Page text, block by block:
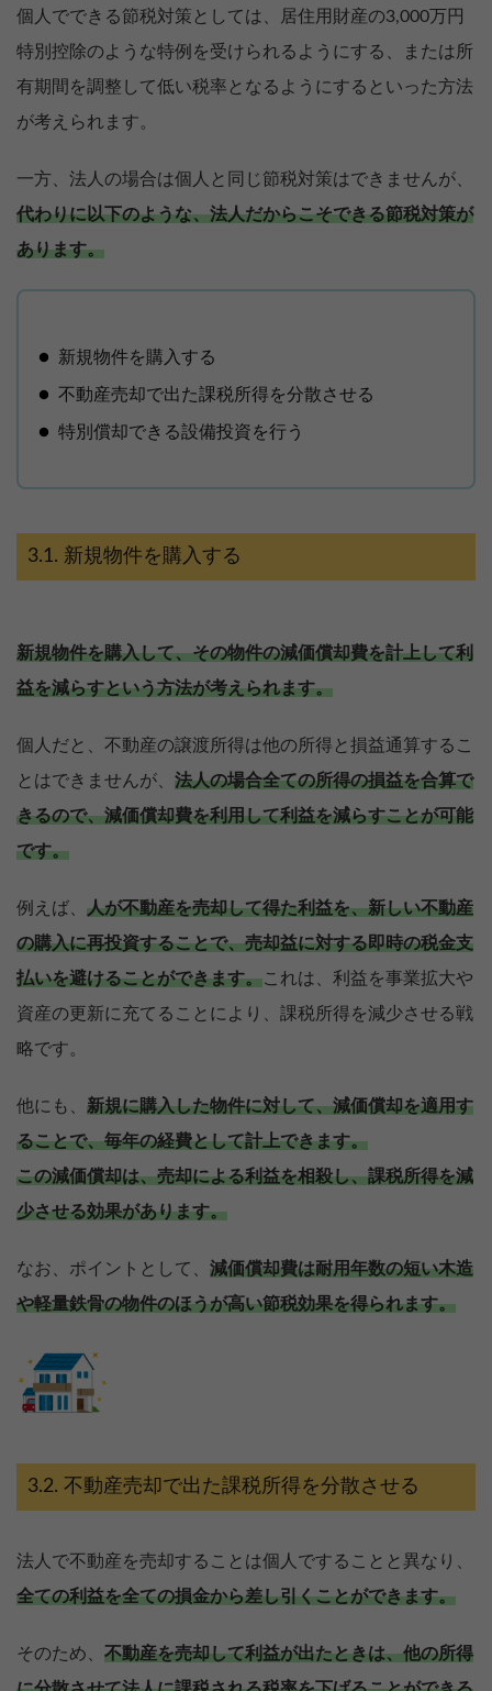
個人でできる節税対策としては、居住用財産の3,000万円
特別控除のような特例を受けられるようにする、または所
有期間を調整して低い税率となるようにするといった方法
が考えられます。
一方、法人の場合は個人と同じ節税対策はできませんが、
代わりに以下のような、法人だからこそできる節税対策が
あります。
新規物件を購入する
不動産売却で出た課税所得を分散させる
特別償却できる設備投資を行う
新規物件を購入する
新規物件を購入して、その物件の減価償却費を計上して利
益を減らすという方法が考えられます。
個人だと、不動産の譲渡所得は他の所得と損益通算するこ
とはできませんが、 法人の場合全ての所得の損益を合算で
きるので、減価償却費を利用して利益を減らすことが可能
です。
例えば、 人が不動産を売却して得た利益を、新しい不動産
の購入に再投資することで、売却益に対する即時の税金支
払いを避けることができます。これは、利益を事業拡大や
資産の更新に充てることにより、課税所得を減少させる戦
略です。
他にも、 新規に購入した物件に対して、減価償却を適用す
ることで、毎年の経費として計上できます。
この減価償却は、売却による利益を相殺し、課税所得を減
少させる効果があります。
なお、ポイントとして、 減価償却費は耐用年数の短い木造
や軽量鉄骨の物件のほうが高い節税効果を得られます。
不動産売却で出た課税所得を分散させる
法人で不動産を売却することは個人ですることと異なり、
全ての利益を全ての損金から差し引くことができます。
そのため、 不動産を売却して利益が出たときは、他の所得